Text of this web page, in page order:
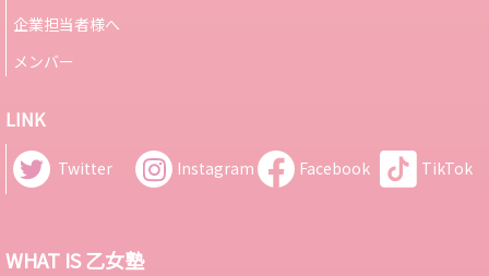
企業担当者様へ
メンバー
LINK
Twitter Instagram Facebook TikTok
WHAT IS 乙女塾